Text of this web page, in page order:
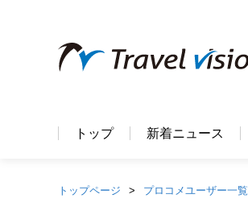
トップ 新着ニュース
トップページ プロコメユーザー一覧